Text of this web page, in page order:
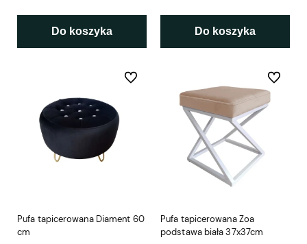
Do koszyka Do koszyka
Pufa tapicerowana Diament 60
cm
Do ulubionych
Pufa tapicerowana Zoa
podstawa biała 37x37cm
Do